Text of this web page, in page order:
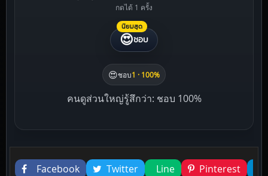
กดได้ 1 ครั้ง
นิยมสุด
😍ชอบ
😍ชอบ1 · 100%
คนดูส่วนใหญ่รู้สึกว่า: ชอบ 100%
Liked this
Facebook
Twitter Line Pinterest